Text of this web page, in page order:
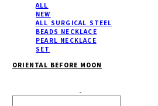
ALL
NEW
ALL SURGICAL STEEL
BEADS NECKLACE
PEARL NECKLACE
SET
ORIENTAL BEFORE MOON